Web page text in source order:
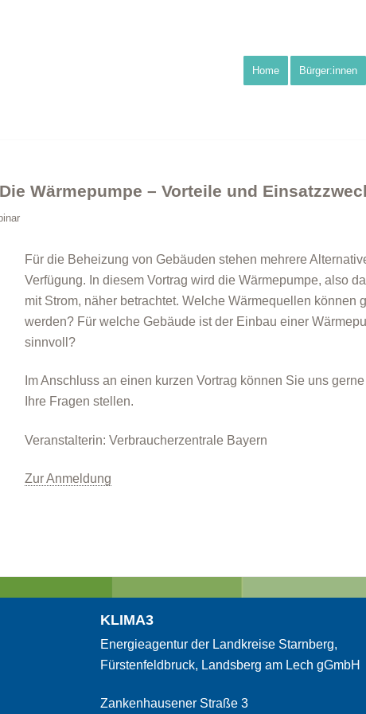
Home Bürger:innen
Wärmepumpe – Vorteile und
Für die Beheizung von Gebäuden stehen mehrere
Verfügung. In diesem Vortrag wird die Wärmepumpe, also
mit Strom, näher betrachtet. Welche Wärmequellen können
werden? Für welche Gebäude ist der Einbau einer
sinnvoll?
Im Anschluss an einen kurzen Vortrag können Sie uns
Ihre Fragen stellen.
Veranstalterin: Verbraucherzentrale Bayern
Zur Anmeldung
KLIMA3
Energieagentur der Landkreise Starnberg,
Fürstenfeldbruck, Landsberg am Lech gGmbH
Zankenhausener Straße 3